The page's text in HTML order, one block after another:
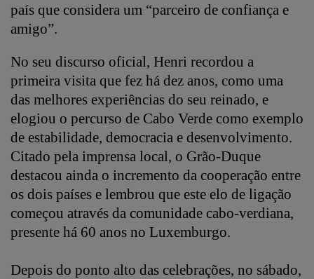
país que considera um “parceiro de confiança e
amigo”.
No seu discurso oficial, Henri recordou a
primeira visita que fez há dez anos, como uma
das melhores experiências do seu reinado, e
elogiou o percurso de Cabo Verde como exemplo
de estabilidade, democracia e desenvolvimento.
Citado pela imprensa local, o Grão-Duque
destacou ainda o incremento da cooperação entre
os dois países e lembrou que este elo de ligação
começou através da comunidade cabo-verdiana,
presente há 60 anos no Luxemburgo.
Depois do ponto alto das celebrações, no sábado,